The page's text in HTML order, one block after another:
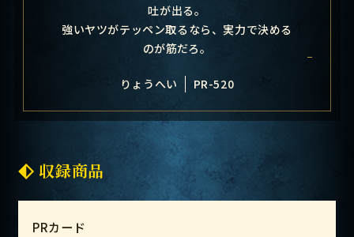
吐が出る。
強いヤツがテッペン取るなら、実力で決める
のが筋だろ。
りょうへい PR-520
収録商品
PRカード